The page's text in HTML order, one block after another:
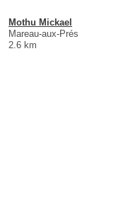
Mothu Mickael
Mareau-aux-Prés
2.6 km